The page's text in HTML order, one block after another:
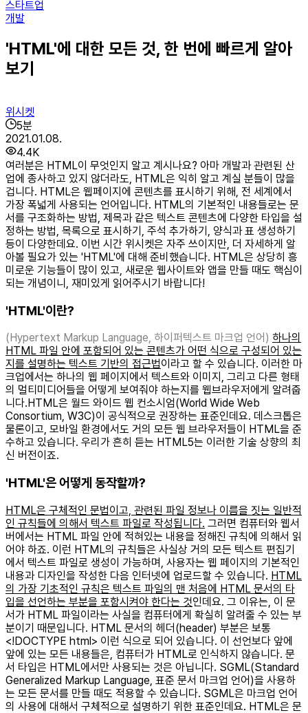
스타트업
개발
'HTML'에 대한 모든 것, 한 번에 빠르게 알아
보기
위시켓
5분
2021.01.08.
4.4K
​여러분은 HTML이 무엇인지 알고 계시나요? 아마 개발과 관련된 산
업에 종사하고 있지 않더라도, HTML은 익히 알고 계실 분들이 많을
겁니다. HTML은 웹페이지에 콘텐츠를 표시하기 위해, 전 세계에서
가장 폭넓게 사용되는 언어입니다. HTML의 기본적인 내용들로는 문
서를 구조화하는 방법, 제목과 같은 텍스트 콘텐츠에 다양한 타입을 설
정하는 방법, 목록으로 표시하기, 주석 추가하기, 양식과 표 생성하기
등이 다양한데요. 이번 시간 위시켓은 자주 쓰이지만, 더 자세하게 알
아볼 필요가 있는 'HTML'에 대해 준비했습니다. HTML은 상당히 흥
미로운 기능들이 많이 있고, 새로운 웹사이트와 앱을 만들 때도 핵심이
되는 개념이니, 재미있게 읽어주시기 바랍니다!
'HTML'이란?
(Hypertext Markup Language, 하이퍼텍스트 마크업 언어) 하나의
HTML 파일 안에 포함되어 있는 콘텐츠가 어떤 식으로 구성되어 있는
지를 설명하는 텍스트 기반의 접근법이라고 할 수 있습니다. 이러한 마
크업에서는 하나의 웹 페이지에서 텍스트와 이미지, 그리고 다른 형태
의 멀티미디어들을 어떻게 보여줘야 하는지를 웹브라우저에게 알려줍
니다. ​HTML은 월드 와이드 웹 컨소시엄(World Wide Web
Consortium, W3C)이 공식적으로 권장하는 표준인데요. 데스크톱은
물론이고, 모바일 환경에서도 거의 모든 웹 브라우저들이 HTML을 준
수하고 있습니다. 우리가 흔히 듣는 HTML5는 이러한 기술 상향의 최
신 버전이죠. ​
'HTML'은 어떻게 동작할까?
HTML은 구체적인 문법이고, 관련된 파일 정보나 이름을 짓는 일반적
인 규칙들에 의해서 텍스트 파일로 작성됩니다. 그러면 컴퓨터와 웹서
버에서는 HTML 파일 안에 적혀있는 내용을 정해진 규칙에 의해서 읽
어야 하죠. 이런 HTML의 규칙들은 사실상 거의 모든 텍스트 편집기
에서 텍스트 파일로 생성이 가능하며, 사용자는 웹 페이지의 기본적인
내용과 디자인을 작성한 다음 인터넷에 업로드할 수 있습니다. HTML
의 가장 기초적인 규칙은 텍스트 파일의 맨 처음에 HTML 문서의 타
입을 선언하는 부분을 포함시켜야 한다는 것인데요. 그 이유는, 이 문
서가 HTML 파일이라는 사실을 컴퓨터에게 확실히 알려줄 수 있는 부
분이기 때문입니다. HTML 문서의 헤더(header) 부분은 보통
<!DOCTYPE html> 이런 식으로 되어 있습니다. 이 선언보다 앞에
앞에 있는 모든 내용들은, 컴퓨터가 HTML로 인식하지 않습니다. 문
서 타입은 HTML에서만 사용되는 것은 아닙니다. SGML(Standard
Generalized Markup Language, 표준 문서 마크업 언어)을 사용하
는 모든 문서를 만들 때도 적용할 수 있습니다. SGML은 마크업 언어
의 사용에 대해서 구체적으로 설명하기 위한 표준인데요. HTML은 문